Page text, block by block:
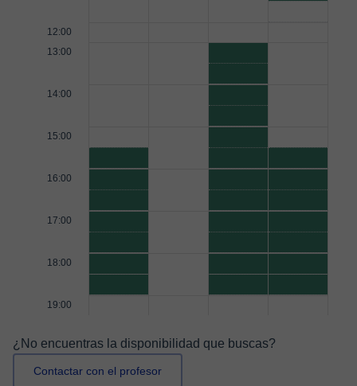
12:00
13:00
14:00
15:00
16:00
17:00
18:00
19:00
¿No encuentras la disponibilidad que buscas?
Contactar con el profesor